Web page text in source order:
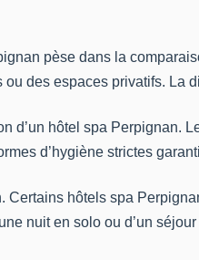
pèse dans la
des espaces privatifs. La
d’un hôtel spa Perpignan.
d’hygiène strictes
Certains hôtels spa
nuit en solo ou d’un